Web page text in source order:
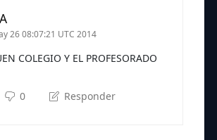
26 08:07:21 UTC 2014
COLEGIO Y EL PROFESORADO
0 Responder